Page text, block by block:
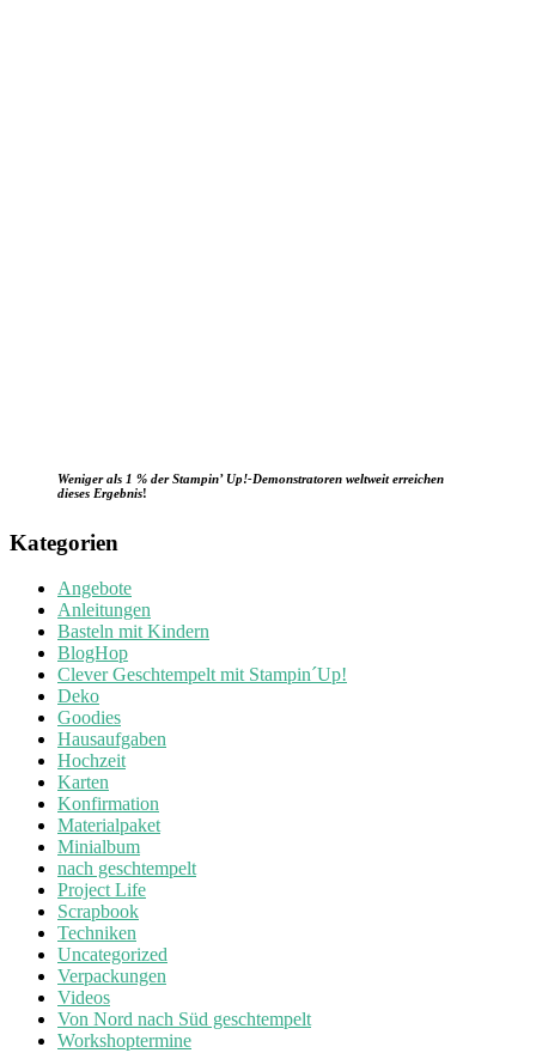
Weniger als 1 % der Stampin’ Up!-Demonstratoren weltweit erreichen
dieses Ergebnis!
Kategorien
Angebote
Anleitungen
Basteln mit Kindern
BlogHop
Clever Geschtempelt mit Stampin´Up!
Deko
Goodies
Hausaufgaben
Hochzeit
Karten
Konfirmation
Materialpaket
Minialbum
nach geschtempelt
Project Life
Scrapbook
Techniken
Uncategorized
Verpackungen
Videos
Von Nord nach Süd geschtempelt
Workshoptermine